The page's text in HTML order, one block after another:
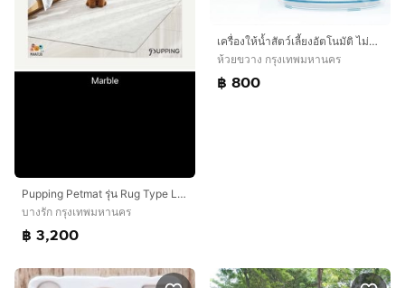
Pupping Petmat รุ่น Rug Type L แผ่นกันลื่นสุนัข พรมกันลื่น รองกันลื่นสัตว์เลี้ยง หมาแมว ป้องกันข้อสะโพกเสื่อม
บางรัก กรุงเทพมหานคร
฿ 3,200
เครื่องให้น้ำสัตว์เลี้ยงอัตโนมัติ ไม่ต้องใช้ไส้กรอง พร้อมระบบฆ่าเชื้อ UVC
ห้วยขวาง กรุงเทพมหานคร
฿ 800